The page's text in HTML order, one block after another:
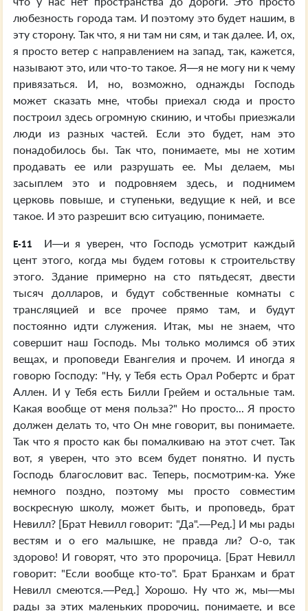
любезность города там. И поэтому это будет нашим, в
эту сторону. Так что, я ни там ни сям, и так далее. И, ох,
я просто ветер с направлением на запад, так, кажется,
называют это, или что-то такое. Я—я не могу ни к чему
привязаться. И, но, возможно, однажды Господь
может сказать мне, чтобы приехал сюда и просто
построил здесь огромную скинию, и чтобы приезжали
люди из разных частей. Если это будет, нам это
понадобилось бы. Так что, понимаете, мы не хотим
продавать ее или разрушать ее. Мы делаем, мы
засыплем это и подровняем здесь, и поднимем
церковь повыше, и ступеньки, ведущие к ней, и все
такое. И это разрешит всю ситуацию, понимаете.
E-11
И—и я уверен, что Господь усмотрит каждый
цент этого, когда мы будем готовы к строительству
этого. Здание примерно на сто пятьдесят, двести
тысяч долларов, и будут собственные комнаты с
трансляцией и все прочее прямо там, и будут
постоянно идти служения. Итак, мы не знаем, что
совершит наш Господь. Мы только молимся об этих
вещах, и проповеди Евангелия и прочем. И иногда я
говорю Господу: "Ну, у Тебя есть Орал Робертc и брат
Аллен. И у Тебя есть Билли Грейем и остальные там.
Какая вообще от меня польза?" Но просто... Я просто
должен делать то, что Он мне говорит, вы понимаете.
Так что я просто как бы помалкиваю на этот счет. Так
вот, я уверен, что это всем будет понятно. И пусть
Господь благословит вас. Теперь, посмотрим-ка. Уже
немного поздно, поэтому мы просто совместим
воскресную школу, может быть, и проповедь, брат
Невилл? [Брат Невилл говорит: "Да".—Ред.] И мы рады
вестям и о его малышке, не правда ли? О-о, так
здорово! И говорят, что это пророчица. [Брат Невилл
говорит: "Если вообще кто-то". Брат Бранхам и брат
Невилл смеются.—Ред.] Хорошо. Ну что ж, мы—мы
рады за этих маленьких пророчиц, понимаете, и все